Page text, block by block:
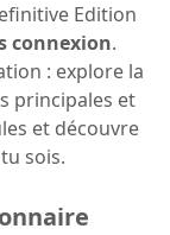
Edition
connexion.
: explore la
principales et
et découvre
sois.